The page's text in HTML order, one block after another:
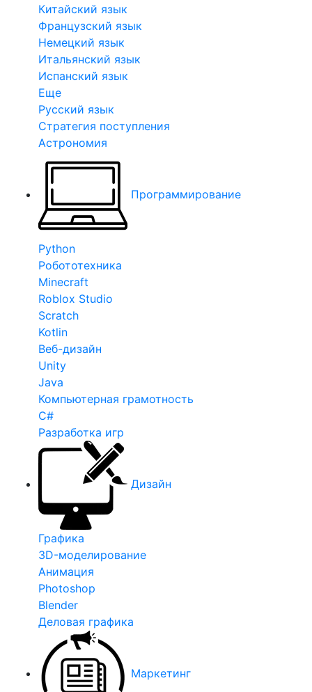
Китайский язык
Французский язык
Немецкий язык
Итальянский язык
Испанский язык
Еще
Русский язык
Стратегия поступления
Астрономия
Программирование
Python
Робототехника
Minecraft
Roblox Studio
Scratch
Kotlin
Веб-дизайн
Unity
Java
Компьютерная грамотность
C#
Разработка игр
Дизайн
Графика
3D-моделирование
Анимация
Photoshop
Blender
Деловая графика
Маркетинг